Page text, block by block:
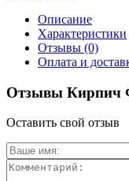
Описание
Характеристики
Отзывы (0)
Оплата и
Отзывы Кирпич
Оставить свой отзыв